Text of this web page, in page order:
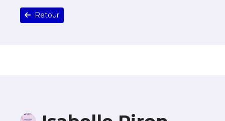
Retour